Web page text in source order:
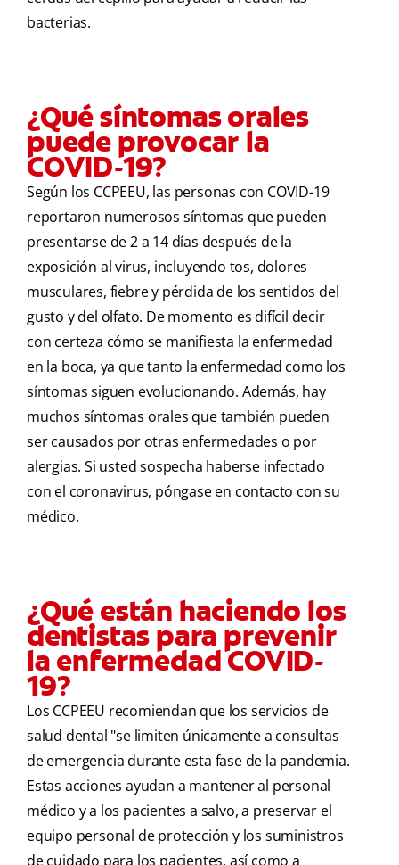
bacterias.
¿Qué síntomas orales
puede provocar la
COVID-19?
Según los CCPEEU, las personas con COVID-19
reportaron numerosos síntomas que pueden
presentarse de 2 a 14 días después de la
exposición al virus, incluyendo tos, dolores
musculares, fiebre y pérdida de los sentidos del
gusto y del olfato. De momento es difícil decir
con certeza cómo se manifiesta la enfermedad
en la boca, ya que tanto la enfermedad como los
síntomas siguen evolucionando. Además, hay
muchos síntomas orales que también pueden
ser causados por otras enfermedades o por
alergias. Si usted sospecha haberse infectado
con el coronavirus, póngase en contacto con su
médico.
¿Qué están haciendo los
dentistas para prevenir
la enfermedad COVID-
19?
Los CCPEEU recomiendan que los servicios de
salud dental "se limiten únicamente a consultas
de emergencia durante esta fase de la pandemia.
Estas acciones ayudan a mantener al personal
médico y a los pacientes a salvo, a preservar el
equipo personal de protección y los suministros
de cuidado para los pacientes, así como a